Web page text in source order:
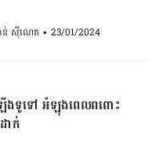
ាន់ ស៊ីណេត • 23/01/2024
ឡើងទូទៅ អំឡុងពេលពពោះ
ាក់